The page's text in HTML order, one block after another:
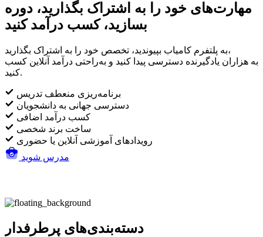
مهارت‌های خود را به اشتراک بگذارید، دوره
بسازید، کسب درآمد کنید
به پلتفرم کامیاب بپیوندید، تخصص خود را به اشتراک بگذارید،
به هزاران یادگیرنده دسترسی پیدا کنید و به‌راحتی درآمد آنلاین کسب
کنید.
برنامه‌ریزی منعطف تدریس
دسترسی جهانی به دانشجویان
کسب درآمد اضافی
ساخت برند شخصی
رویدادهای آموزشی آنلاین یا حضوری
مدرس شوید
دسته‌بندی‌های پرطرفدار